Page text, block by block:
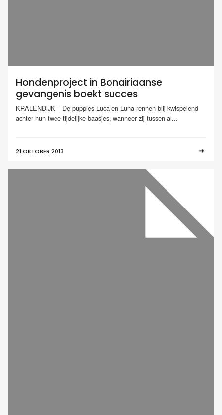
Hondenproject in Bonairiaanse
gevangenis boekt succes
KRALENDIJK – De puppies Luca en Luna rennen blij kwispelend
achter hun twee tijdelijke baasjes, wanneer zij tussen al...
21 OKTOBER 2013